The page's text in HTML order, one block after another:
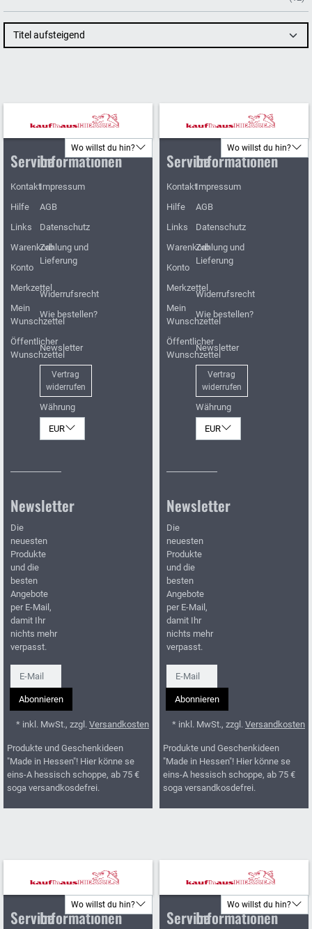
Titel aufsteigend
Wo willst du hin?
Service
Kontakt
Hilfe
Links
Warenkorb
Konto
Merkzettel
Mein
Wunschzettel
Öffentlicher
Wunschzettel
Informationen
Impressum
AGB
Datenschutz
Zahlung und
Lieferung
Widerrufsrecht
Wie bestellen?
Newsletter
Vertrag
widerrufen
Währung
EUR
Newsletter
Die
neuesten
Produkte
und die
besten
Angebote
per E-Mail,
damit Ihr
nichts mehr
verpasst.
Newsletter
Abonnieren
* inkl. MwSt., zzgl. Versandkosten
Produkte und Geschenkideen
"Made in Hessen"! Hier könne se
eins-A hessisch schoppe, ab 75 €
soga versandkosdefrei.
Wo willst du hin?
Service
Kontakt
Hilfe
Links
Warenkorb
Konto
Merkzettel
Mein
Wunschzettel
Öffentlicher
Wunschzettel
Informationen
Impressum
AGB
Datenschutz
Zahlung und
Lieferung
Widerrufsrecht
Wie bestellen?
Newsletter
Vertrag
widerrufen
Währung
EUR
Newsletter
Die
neuesten
Produkte
und die
besten
Angebote
per E-Mail,
damit Ihr
nichts mehr
verpasst.
Newsletter
Abonnieren
* inkl. MwSt., zzgl. Versandkosten
Produkte und Geschenkideen
"Made in Hessen"! Hier könne se
eins-A hessisch schoppe, ab 75 €
soga versandkosdefrei.
Wo willst du hin?
ServiceInformationen
Wo willst du hin?
ServiceInformationen